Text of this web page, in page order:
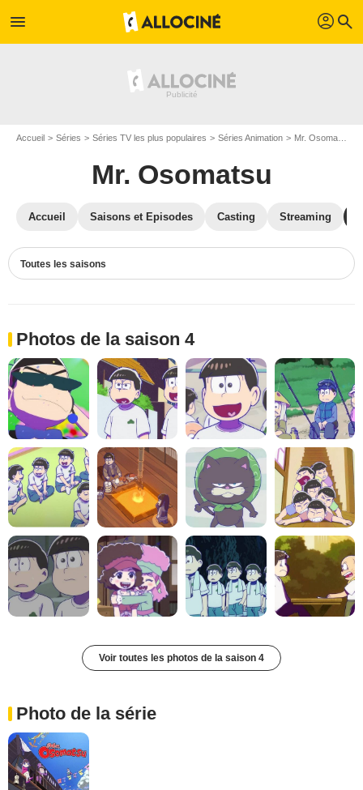
menu profil search
Accueil Séries Séries TV les plus populaires Séries Animation Mr. Osomatsu
Mr. Osomatsu
Accueil Saisons et Episodes Casting Streaming
Toutes les saisons
Photos de la saison 4
Voir toutes les photos de la saison 4
Photo de la série